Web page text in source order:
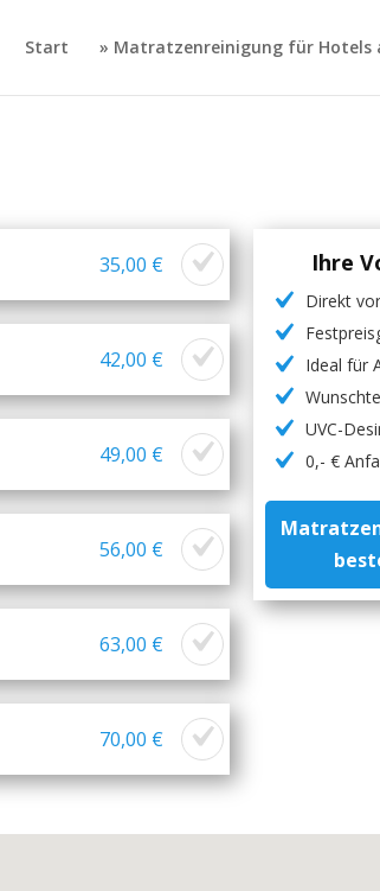
Start » Matratzenreinigung für Hotels
35,00 €
42,00 €
49,00 €
56,00 €
63,00 €
70,00 €
Ihre
Direkt
Ideal für
UVC-
0,- €